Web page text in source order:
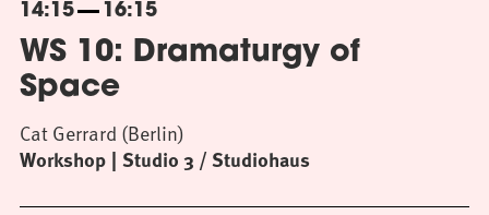
14:15 16:15
WS 10: Dramaturgy of
Space
Workshop Studio 3 / Studiohaus
Cat Gerrard (Berlin)